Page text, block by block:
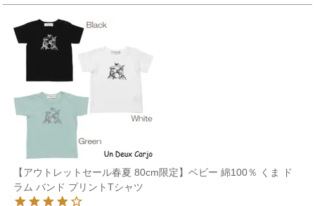
【アウトレットセール春夏 80cm限定】ベビー 綿100％ くま ド
ラム バンド プリントTシャツ